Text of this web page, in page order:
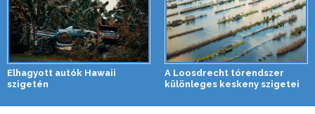
Elhagyott autók Hawaii
szigetén
A Loosdrecht tórendszer
különleges keskeny szigetei